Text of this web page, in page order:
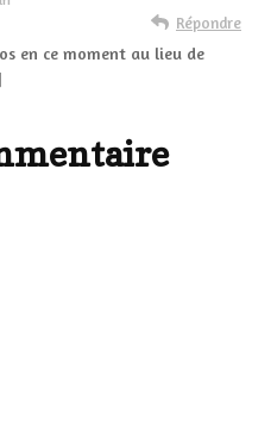
Répondre
en ce moment au lieu de